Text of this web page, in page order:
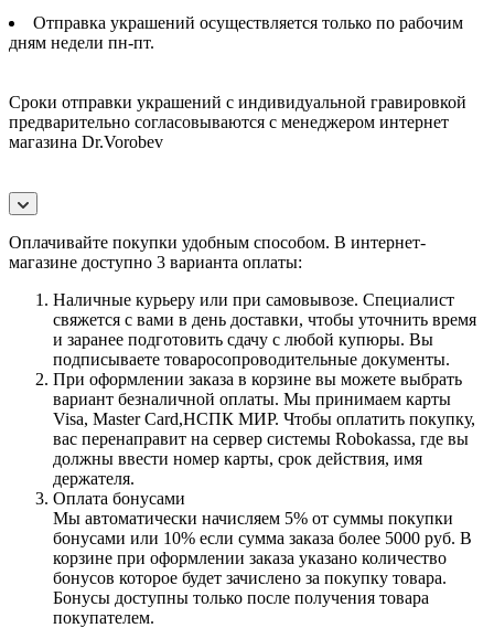
Отправка украшений осуществляется только по рабочим
дням недели пн-пт.
Сроки отправки украшений с индивидуальной гравировкой
предварительно согласовываются с менеджером интернет
магазина Dr.Vorobev
Оплачивайте покупки удобным способом. В интернет-
магазине доступно 3 варианта оплаты:
Наличные курьеру или при самовывозе. Специалист
свяжется с вами в день доставки, чтобы уточнить время
и заранее подготовить сдачу с любой купюры. Вы
подписываете товаросопроводительные документы.
При оформлении заказа в корзине вы можете выбрать
вариант безналичной оплаты. Мы принимаем карты
Visa, Master Card,НСПК МИР. Чтобы оплатить покупку,
вас перенаправит на сервер системы Robokassa, где вы
должны ввести номер карты, срок действия, имя
держателя.
Оплата бонусами
Мы автоматически начисляем 5% от суммы покупки
бонусами или 10% если сумма заказа более 5000 руб. В
корзине при оформлении заказа указано количество
бонусов которое будет зачислено за покупку товара.
Бонусы доступны только после получения товара
покупателем.